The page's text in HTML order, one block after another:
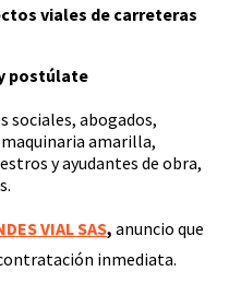
viales de carreteras
postúlate
sociales, abogados,
amarilla,
y ayudantes de obra,
VIAL SAS, anuncio que
inmediata.